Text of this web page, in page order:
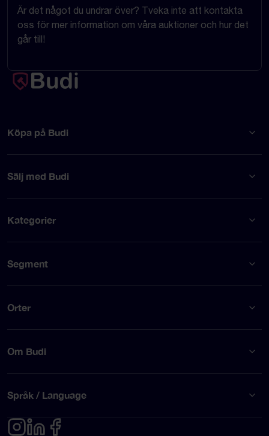
Är det något du undrar över? Tveka inte att kontakta
oss för mer information om våra auktioner och hur det
går till!
Köpa på Budi
Sälj med Budi
Kategorier
Segment
Orter
Om Budi
Språk / Language